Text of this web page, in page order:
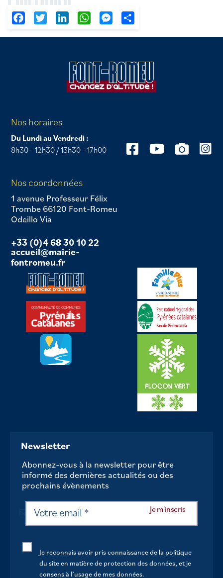
FacebookTwitter LinkedIn WhatsAppMessenger
Nos horaires
Du Lundi au Vendredi :
8h30 - 12h30 / 13h30 - 17h00
Nos coordonnées
1 avenue Professeur Félix
Trombe 66120 Font-Romeu
Odeillo Via
+33 (0)4 68 30 10 22
accueil@mairie-
fontromeu.fr
Newsletter
Abonnez-vous à la newsletter pour être
informé des dernières actualités ou des
prochains évènements
Je reconnais avoir pris connaissance de la politique
du site en matière de protection des données, et je
consens à l’usage de mes données.